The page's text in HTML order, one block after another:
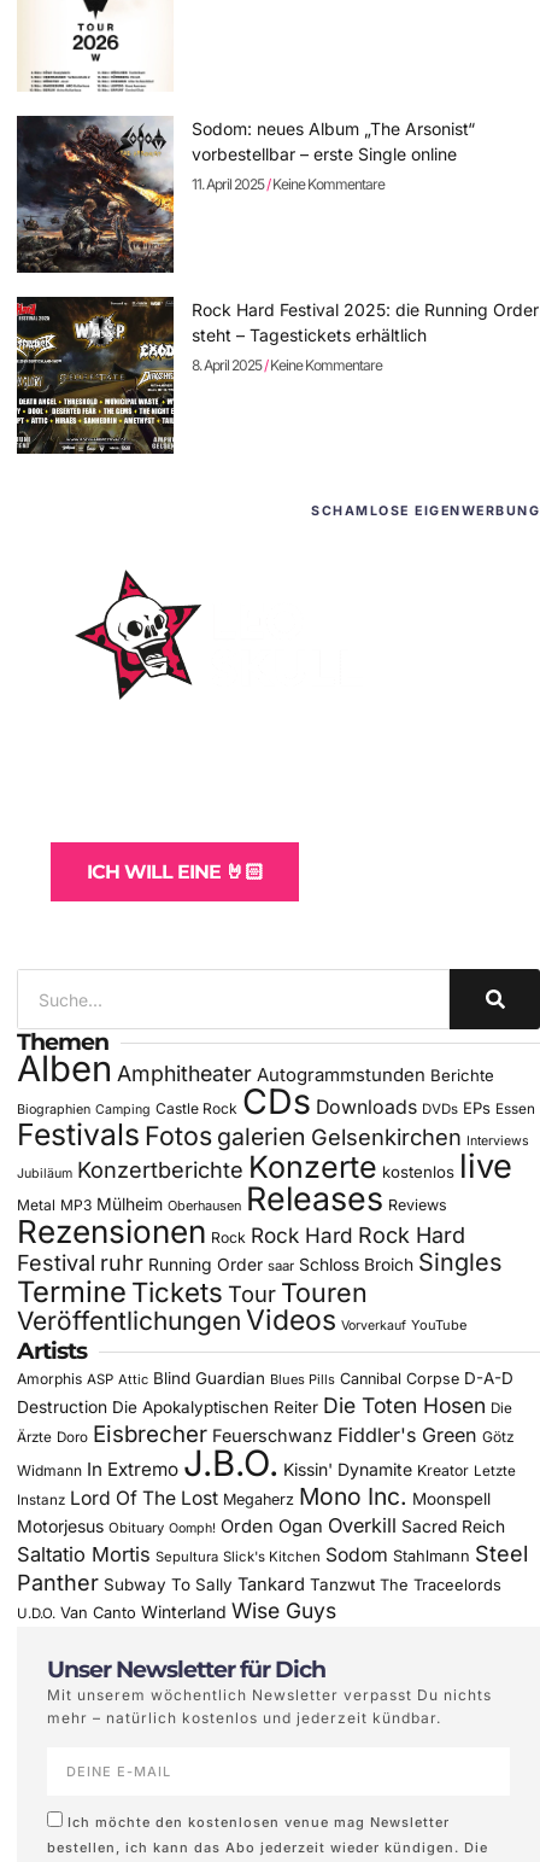
Sodom: neues Album „The Arsonist“
vorbestellbar – erste Single online
11. April 2025 Keine Kommentare
Rock Hard Festival 2025: die Running Order
steht – Tagestickets erhältlich
8. April 2025 Keine Kommentare
SCHAMLOSE EIGENWERBUNG
ICH WILL EINE 🤘🏻
Themen
Alben Amphitheater Autogrammstunden Berichte
Biographien Camping Castle Rock CDs Downloads DVDs EPs Essen
Festivals Fotos galerien Gelsenkirchen Interviews
Jubiläum Konzertberichte Konzerte kostenlos live
Metal MP3 Mülheim Oberhausen Releases Reviews
Rezensionen Rock Rock Hard Rock Hard
Festival ruhr Running Order saar Schloss Broich Singles
Termine Tickets Tour Touren
Veröffentlichungen Videos Vorverkauf YouTube
Artists
Amorphis ASP Attic Blind Guardian Blues Pills Cannibal Corpse D-A-D
Destruction Die Apokalyptischen Reiter Die Toten Hosen Die
Ärzte Doro Eisbrecher Feuerschwanz Fiddler's Green Götz
Widmann In Extremo J.B.O. Kissin' Dynamite Kreator Letzte
Instanz Lord Of The Lost Megaherz Mono Inc. Moonspell
Motorjesus Obituary Oomph! Orden Ogan Overkill Sacred Reich
Saltatio Mortis Sepultura Slick's Kitchen Sodom Stahlmann Steel
Panther Subway To Sally Tankard Tanzwut The Traceelords
U.D.O. Van Canto Winterland Wise Guys
Unser Newsletter für Dich
Mit unserem wöchentlich Newsletter verpasst Du nichts
mehr – natürlich kostenlos und jederzeit kündbar.
Ich möchte den kostenlosen venue mag Newsletter
bestellen, ich kann das Abo jederzeit wieder kündigen. Die